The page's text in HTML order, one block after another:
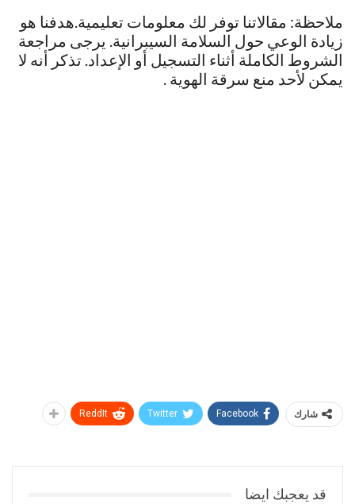
ملاحظة: مقالاتنا توفر لك معلومات تعليمية.هدفنا هو
زيادة الوعي حول السلامة السيبرانية. يرجى مراجعة
الشروط الكاملة أثناء التسجيل أو الإعداد. تذكر أنه لا
يمكن لأحد منع سرقة الهوية .
شارك Facebook
Twitter
ReddIt
قد يعجبك ايضا